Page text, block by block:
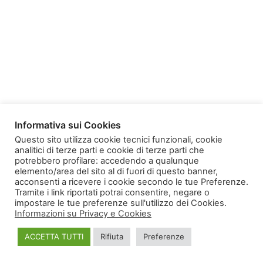
Homepage
Copyright
Informativa sulla Privacy e Cookies
Informativa sui Cookies
Questo sito utilizza cookie tecnici funzionali, cookie
analitici di terze parti e cookie di terze parti che
potrebbero profilare: accedendo a qualunque
elemento/area del sito al di fuori di questo banner,
acconsenti a ricevere i cookie secondo le tue Preferenze.
Tramite i link riportati potrai consentire, negare o
impostare le tue preferenze sull'utilizzo dei Cookies.
Informazioni su Privacy e Cookies
ACCETTA TUTTI Rifiuta Preferenze